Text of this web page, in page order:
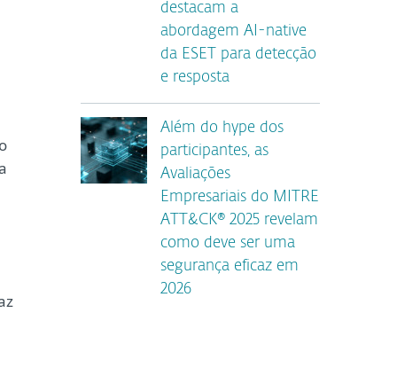
destacam a
abordagem AI-native
da ESET para detecção
e resposta
Além do hype dos
participantes, as
Avaliações
Empresariais do MITRE
ATT&CK® 2025 revelam
como deve ser uma
segurança eficaz em
2026